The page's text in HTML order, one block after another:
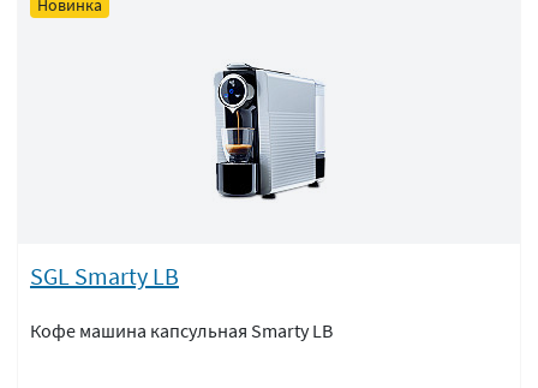
Новинка
SGL Smarty LB
Кофе машина капсульная Smarty LB